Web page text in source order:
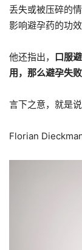
丢失或被压碎的
影响避孕药的功效
他还指出， 口服
用，那么避孕失
言下之意，就是
Florian